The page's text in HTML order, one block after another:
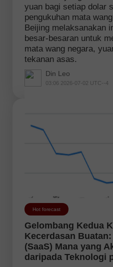
yuan bagi setiap dolar
pengukuhan mata
Beijing melaksanakan
besar-besaran untuk
mata wang negara,
tekanan asas.
Din Leo
03:06 2026-07-02 UTC--4
Hot forecast
Gelombang Kedua
Kecerdasan
(SaaS) Mana yang
daripada Teknologi